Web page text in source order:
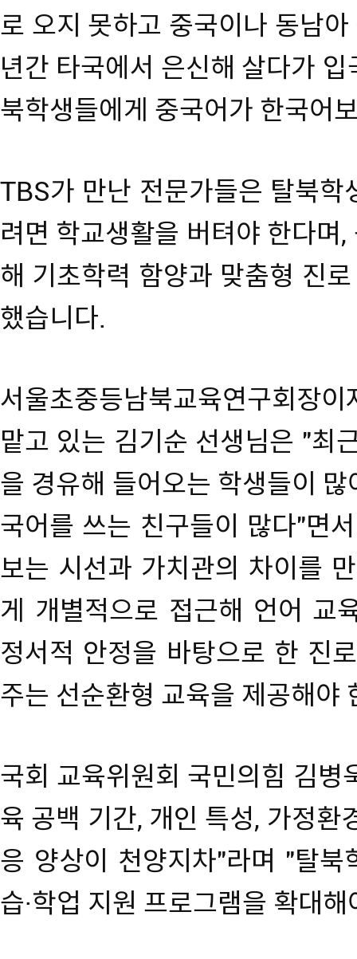
로 오지 못하고 중국이나 동남
년간 타국에서 은신해 살다가
북학생들에게 중국어가 한국어
TBS가 만난 전문가들은 탈북학
려면 학교생활을 버텨야 한다며
해 기초학력 함양과 맞춤형 진
했습니다.
서울초중등남북교육연구회장
맡고 있는 김기순 선생님은 "최
을 경유해 들어오는 학생들이
국어를 쓰는 친구들이 많다"면
보는 시선과 가치관의 차이를
게 개별적으로 접근해 언어 교
정서적 안정을 바탕으로 한 진
주는 선순환형 교육을 제공해야
국회 교육위원회 국민의힘 김병
육 공백 기간, 개인 특성, 가정환
응 양상이 천양지차"라며 "탈
습·학업 지원 프로그램을 확대